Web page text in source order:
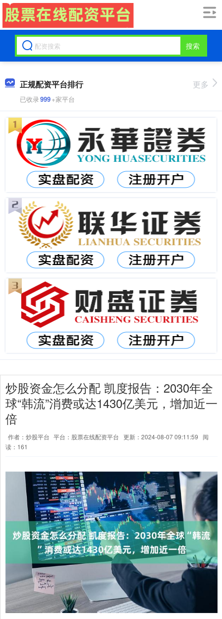
搜索
正规配资平台排行
已收录999+家平台
更多
炒股资金怎么分配 凯度报告：2030年全
球“韩流”消费或达1430亿美元，增加近一
倍
作者：炒股平台 平台：股票在线配资平台 更新：2024-08-07 09:11:59
阅
读：161